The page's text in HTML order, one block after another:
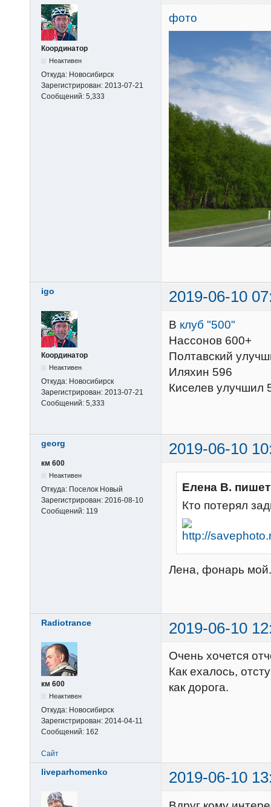
Координатор
Неактивен
Откуда: Новосибирск
Зарегистрирован: 2013-07-21
Сообщений: 5,333
фото
igo 2019-06-10
Координатор
Неактивен
Откуда: Новосибирск
Зарегистрирован: 2013-07-21
Сообщений: 5,333
В клуб "500"
Нассонов 600+
Полтавский
Иляхин 596
Киселев улучшил
georg 2019-06-10
км 600
Неактивен
Откуда: Поселок Новый
Зарегистрирован: 2016-08-10
Сообщений: 119
Елена В.
Кто потерял
Лена, фонарь
Radiotrance 2019-06-10
км 600
Неактивен
Откуда: Новосибирск
Зарегистрирован: 2014-04-11
Сообщений: 162
Очень хочется
Как ехалось,
как дорога.
Сайт
liveparhomenko 2019-06-10